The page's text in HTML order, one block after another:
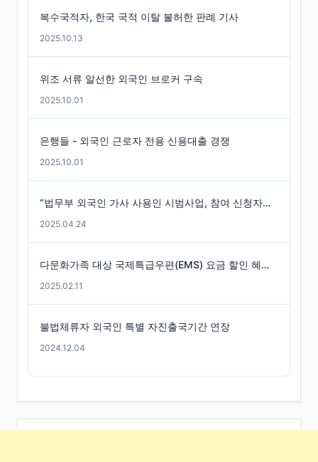
복수국적자, 한국 국적 이탈 불허한 판례 기사
2025.10.13
위조 서류 알선한 외국인 브로커 구속
2025.10.01
은행들 - 외국인 근로자 전용 신용대출 경쟁
2025.10.01
“법무부 외국인 가사 사용인 시범사업, 참여 신청자는 미미”
2025.04.24
다문화가족 대상 국제특급우편(EMS) 요금 할인 혜택 -경기도
2025.02.11
불법체류자 외국인 특별 자진출국기간 연장
2024.12.04